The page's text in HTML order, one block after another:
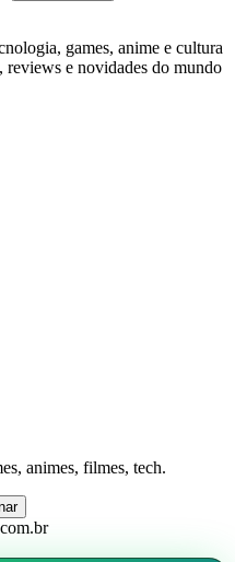
games, anime e cultura
reviews e novidades do mundo
animes, filmes, tech.